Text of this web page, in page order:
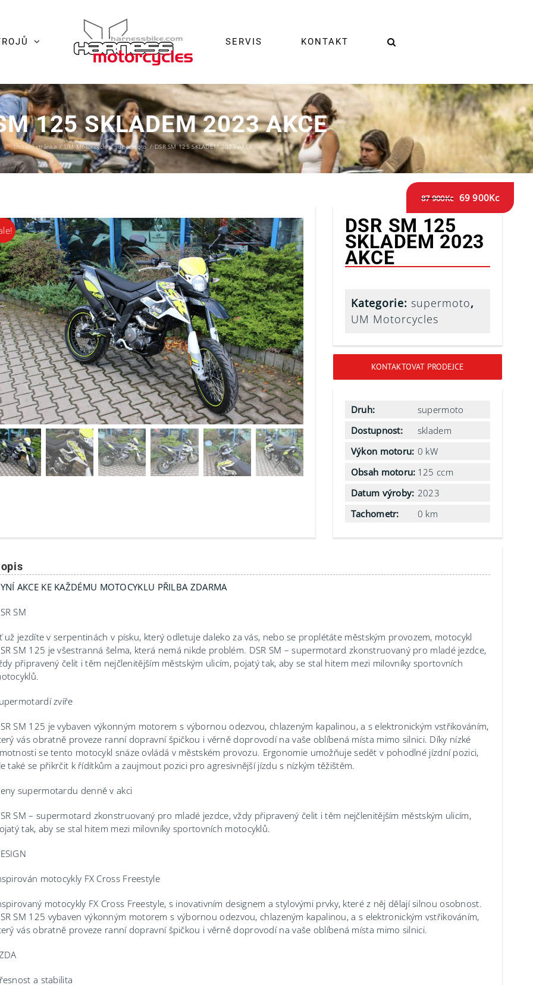
SERVIS KONTAKT
125 SKLADEM 2023 AKCE
Úvodní stránka / UM Motorcycles,supermoto / DSR SM 125 SKLADEM 2023 AKCE
DSR SM 125
SKLADEM 2023
AKCE
87 900Kc 69 900Kc
Kategorie: supermoto,
UM Motorcycles
KONTAKTOVAT PRODEJCE
Druh:
supermoto
Dostupnost:
skladem
Výkon motoru: 0 kW
Obsah motoru: 125 ccm
Datum výroby: 2023
Tachometr:
0 km
AKCE KE KAŽDÉMU MOTOCYKLU PŘILBA ZDARMA
SM
už jezdíte v serpentinách v písku, který odletuje daleko za vás, nebo se proplétáte městským provozem, motocykl
SM 125 je všestranná šelma, která nemá nikde problém. DSR SM – supermotard zkonstruovaný pro mladé jezdce,
připravený čelit i těm nejčlenitějším městským ulicím, pojatý tak, aby se stal hitem mezi milovníky sportovních
zvíře
SM 125 je vybaven výkonným motorem s výbornou odezvou, chlazeným kapalinou, a s elektronickým vstřikováním,
vás obratně proveze ranní dopravní špičkou i věrně doprovodí na vaše oblíbená místa mimo silnici. Díky nízké
se tento motocykl snáze ovládá v městském provozu. Ergonomie umožňuje sedět v pohodlné jízdní pozici,
také se přikrčit k řídítkům a zaujmout pozici pro agresivnější jízdu s nízkým těžištěm.
supermotardu denně v akci
SM – supermotard zkonstruovaný pro mladé jezdce, vždy připravený čelit i těm nejčlenitějším městským ulicím,
tak, aby se stal hitem mezi milovníky sportovních motocyklů.
motocykly FX Cross Freestyle
motocykly FX Cross Freestyle, s inovativním designem a stylovými prvky, které z něj dělají silnou osobnost.
SM 125 vybaven výkonným motorem s výbornou odezvou, chlazeným kapalinou, a s elektronickým vstřikováním,
vás obratně proveze ranní dopravní špičkou i věrně doprovodí na vaše oblíbená místa mimo silnici.
a stabilita